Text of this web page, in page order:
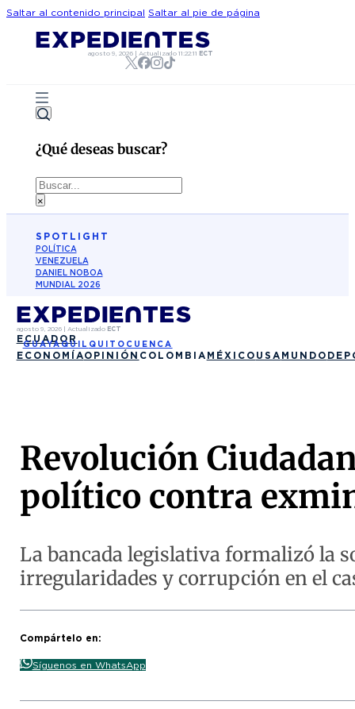
Saltar al contenido principal Saltar al pie de página
agosto 9, 2026 |Actualizado11:22:11 ECT
¿Qué deseas buscar?
Buscar
×
SPOTLIGHT
POLÍTICA
VENEZUELA
DANIEL NOBOA
MUNDIAL 2026
agosto 9, 2026| Actualizado ECT
ECUADOR
GUAYAQUIL QUITO CUENCA
ECONOMÍAOPINIÓN COLOMBIA MÉXICO USA MUNDO
Revolución
político contra
La bancada legislativa formalizó la
irregularidades y corrupción en el
Compártelo en:
Síguenos en WhatsApp